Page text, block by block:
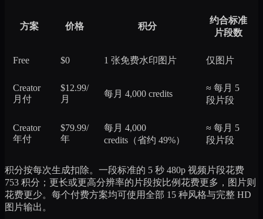
方案 价格 积分
约合标准
片段数
Free $0 1 张免费水印图片 仅图片
Creator
月付
$12.99/
月
每月 4,000 credits
≈ 每月 5
段片段
Creator
年付
$79.99/
年
每月 4,000
credits（省约 49%）
≈ 每月 5
段片段
积分按每次生成扣除。一段标准的 5 秒 480p 视频片段花费
753 积分；更长或更高分辨率的片段按比例花费更多，图片则
花费更少。每个付费方案均可使用全部 15 种风格与完整 HD
图片输出。